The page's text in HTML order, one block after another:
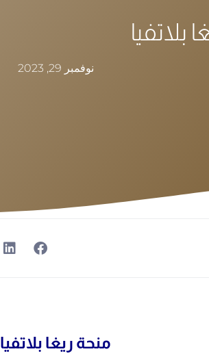
بلاتفيا
نوفمبر 29, 2023
منحة ريغا بلاتفيا